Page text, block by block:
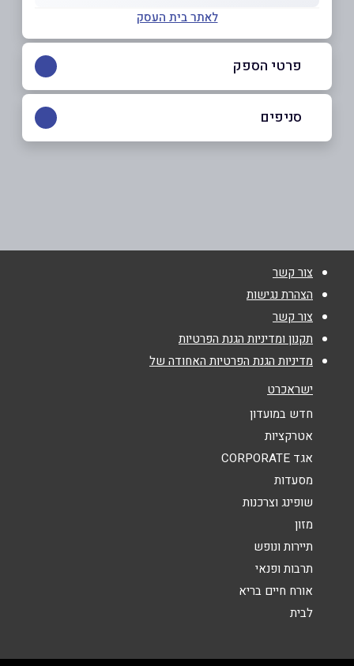
לאתר בית העסק
פרטי הספק
באתר
טלפון*
אנא חזרו אלי בקשר ל...
הודעה
סניפים
צור קשר
הצהרת נגישות
צור קשר
תקנון ומדיניות הגנת הפרטיות
מדיניות הגנת הפרטיות האחודה של
ישראכרט
חדש במועדון
אטרקציות
אגד CORPORATE
מסעדות
שופינג וצרכנות
מזון
תיירות ונופש
תרבות ופנאי
אורח חיים בריא
לבית